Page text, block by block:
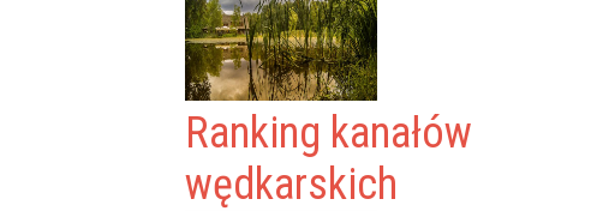
Ranking kanałów
wędkarskich